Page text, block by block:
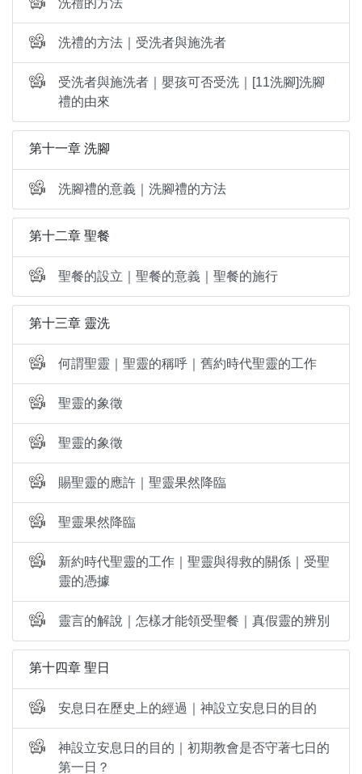
洗禮的方法
洗禮的方法｜受洗者與施洗者
受洗者與施洗者｜嬰孩可否受洗｜[11洗腳]洗腳
禮的由來
第十一章 洗腳
洗腳禮的意義｜洗腳禮的方法
第十二章 聖餐
聖餐的設立｜聖餐的意義｜聖餐的施行
第十三章 靈洗
何謂聖靈｜聖靈的稱呼｜舊約時代聖靈的工作
聖靈的象徵
聖靈的象徵
賜聖靈的應許｜聖靈果然降臨
聖靈果然降臨
新約時代聖靈的工作｜聖靈與得救的關係｜受聖
靈的憑據
靈言的解說｜怎樣才能領受聖餐｜真假靈的辨別
第十四章 聖日
安息日在歷史上的經過｜神設立安息日的目的
神設立安息日的目的｜初期教會是否守著七日的
第一日？